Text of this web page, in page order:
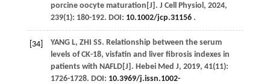
porcine oocyte maturation[J]. J Cell Physiol , 2024,
239(1): 180-192. DOI: 10.1002/jcp.31156.
[34] YANG L, ZHI SS. Relationship between the serum
levels of CK-18, visfatin and liver fibrosis indexes in
patients with NAFLD[J]. Hebei Med J, 2019, 41(11):
1726-1728. DOI: 10.3969/j.issn.1002-